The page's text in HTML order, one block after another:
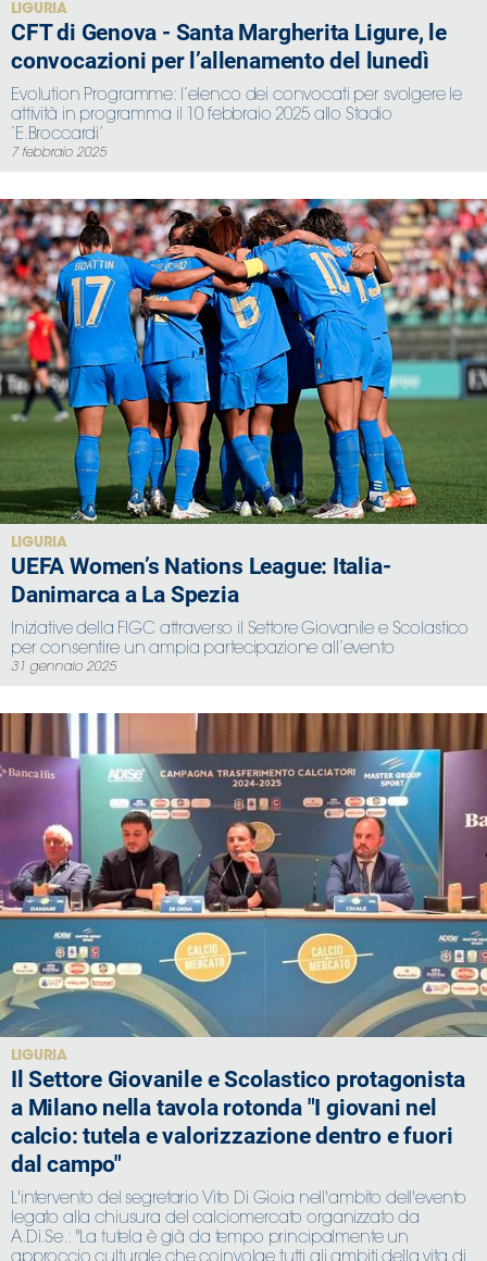
LIGURIA
CFT di Genova - Santa Margherita Ligure, le
convocazioni per l’allenamento del lunedì
Evolution Programme: l’elenco dei convocati per svolgere le
attività in programma il 10 febbraio 2025 allo Stadio
‘E.Broccardi’
7 febbraio 2025
LIGURIA
UEFA Women’s Nations League: Italia-
Danimarca a La Spezia
Iniziative della FIGC attraverso il Settore Giovanile e Scolastico
per consentire un ampia partecipazione all’evento
31 gennaio 2025
LIGURIA
Il Settore Giovanile e Scolastico protagonista
a Milano nella tavola rotonda "I giovani nel
calcio: tutela e valorizzazione dentro e fuori
dal campo"
L'intervento del segretario Vito Di Gioia nell'ambito dell'evento
legato alla chiusura del calciomercato organizzato da
A.Di.Se.: "La tutela è già da tempo principalmente un